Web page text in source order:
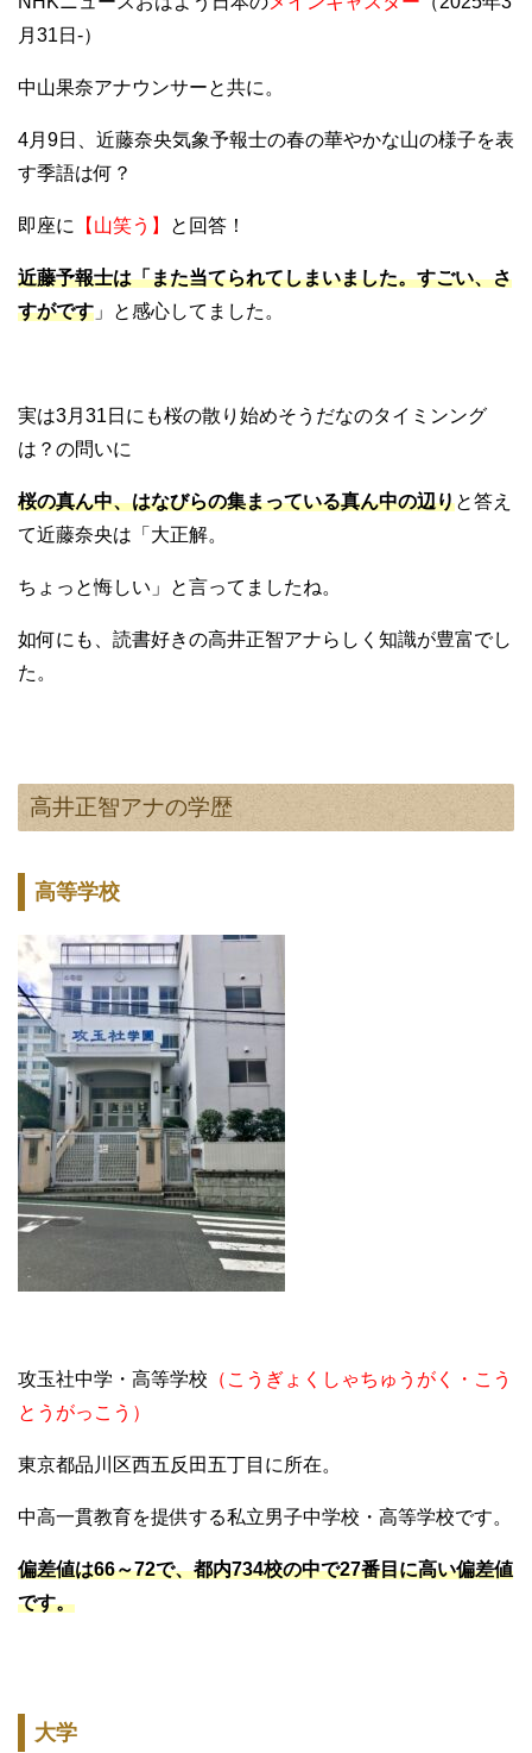
月31日‐）
中山果奈アナウンサーと共に。
4月9日、近藤奈央気象予報士の春の華やかな山の様子を表
す季語は何？
即座に 【山笑う】 と回答！
近藤予報士は「また当てられてしまいました。すごい、さ
すがです 」と感心してました。
実は3月31日にも桜の散り始めそうだなのタイミンング
は？の問いに
桜の真ん中、はなびらの集まっている真ん中の辺りと答え
て近藤奈央は「大正解。
ちょっと悔しい」と言ってましたね。
如何にも、読書好きの高井正智アナらしく知識が豊富でし
た。
高井正智アナの学歴
高等学校
攻玉社中学・高等学校 （こうぎょくしゃちゅうがく・こう
とうがっこう）
東京都品川区西五反田五丁目に所在。
中高一貫教育を提供する私立男子中学校・高等学校です。
偏差値は66～72で、都内734校の中で27番目に高い偏差値
です。
大学